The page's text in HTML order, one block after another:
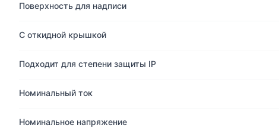
Поверхность для надписи
С откидной крышкой
Подходит для степени защиты IP
Номинальный ток
Номинальное напряжение